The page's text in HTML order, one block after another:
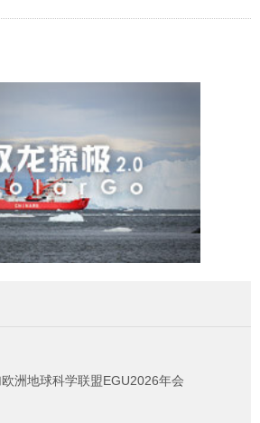
洲地球科学联盟EGU2026年会